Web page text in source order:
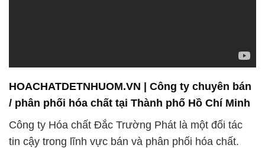
HOACHATDETNHUOM.VN | Công ty chuyên bán
/ phân phối hóa chất tại Thành phố Hồ Chí Minh
Công ty Hóa chất Đắc Trường Phát là một đối tác
tin cậy trong lĩnh vực bán và phân phối hóa chất.